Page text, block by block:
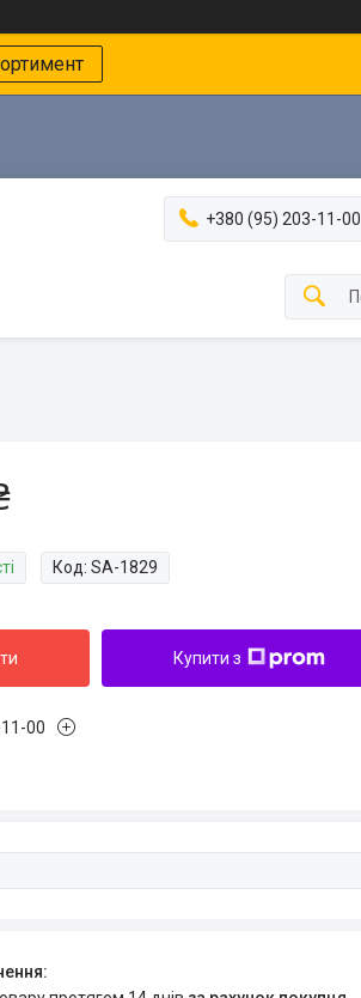
+380 (95) 203-11-00
Код: SA-1829
Купити з
00